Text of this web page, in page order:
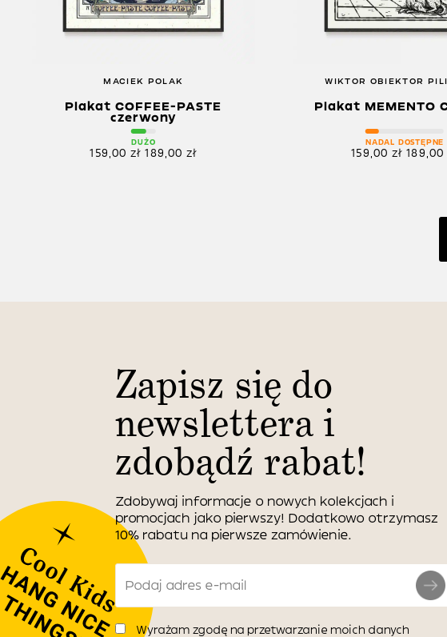
MACIEK POLAK
Plakat COFFEE-PASTE
czerwony
DUŻO
159,00 zł 189,00 zł
WIKTOR OBIEKTOR
Plakat MEMENTO
NADAL DOSTĘPNE
159,00 zł 189,00
Zapisz się do
newslettera i
zdobądź rabat!
Zdobywaj informacje o nowych kolekcjach i
promocjach jako pierwszy! Dodatkowo otrzymasz
10% rabatu na pierwsze zamówienie.
Wyrażam zgodę na przetwarzanie moich danych